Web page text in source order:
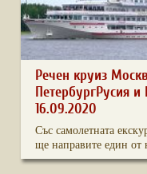
Речен круиз
ПетербургРусия
16.09.2020
Със самолетната
ще направите един от